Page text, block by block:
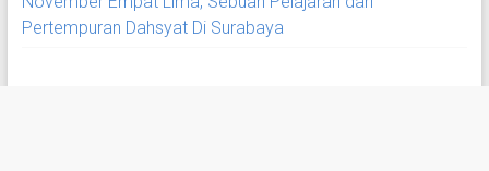
Pertempuran Dahsyat Di Surabaya